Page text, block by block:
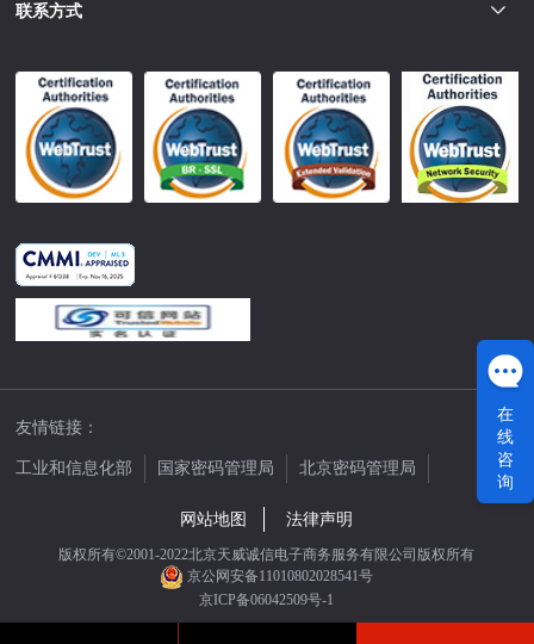
联系方式
友情链接：
工业和信息化部 国家密码管理局
北京密码管理局
网站地图
法律声明
版权所有©2001-2022北京天威诚信电子商务服务有限公司版权所有
京公网安备11010802028541号
京ICP备06042509号-1
在
线
咨
询